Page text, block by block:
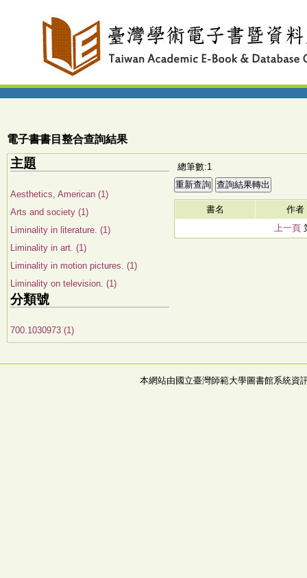
電子書書目整合查詢結果
主題
Aesthetics, American (1)
Arts and society (1)
Liminality in literature. (1)
Liminality in art. (1)
Liminality in motion pictures. (1)
Liminality on television. (1)
分類號
700.1030973 (1)
總筆數:1
書名
作者
上一頁
本網站由國立臺灣師範大學圖書館系統資